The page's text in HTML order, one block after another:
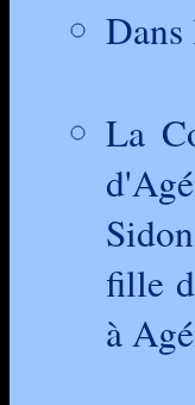
Dans
La
fille
à